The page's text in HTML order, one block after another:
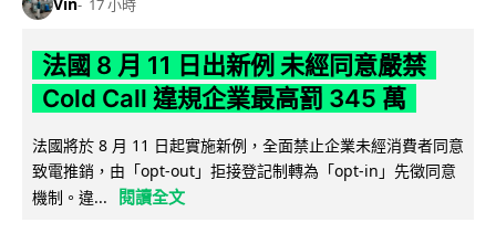
17 小時
法國 8 月 11 日出新例 未經同意嚴禁
Cold Call 違規企業最高罰 345 萬
法國將於 8 月 11 日起實施新例，全面禁止企業未經消費者同意
致電推銷，由「opt-out」拒接登記制轉為「opt-in」先徵同意
機制。違...
閱讀全文